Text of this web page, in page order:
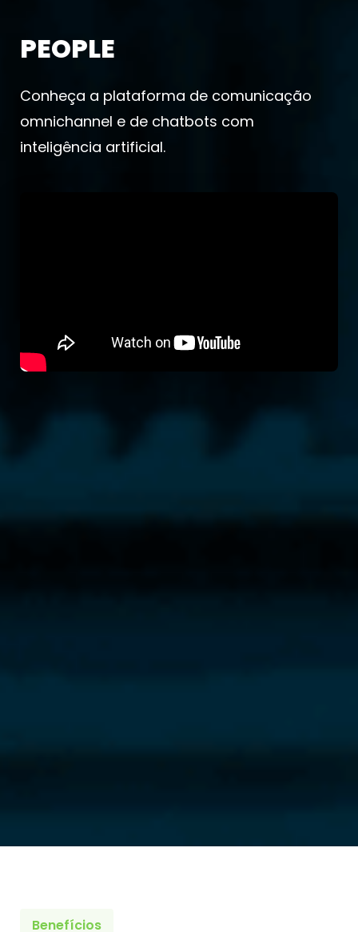
PEOPLE
Conheça a plataforma de comunicação
omnichannel e de chatbots com
inteligência artificial.
Benefícios